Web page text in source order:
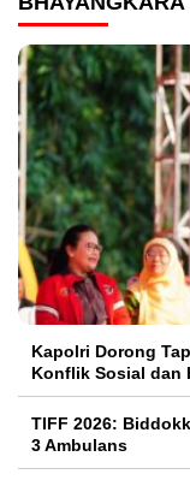
Kapolri Dorong
Konflik Sosial dan
TIFF 2026:
3 Ambulans